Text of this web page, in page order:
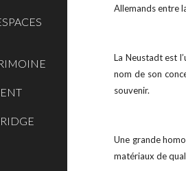
Allemands entre
La Neustadt est
nom de son
souvenir.
Une grande
matériaux de